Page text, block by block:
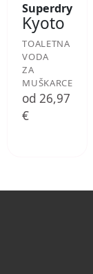
Superdry
Kyoto
TOALETNA
VODA
ZA
MUŠKARCE
od 26,97
€